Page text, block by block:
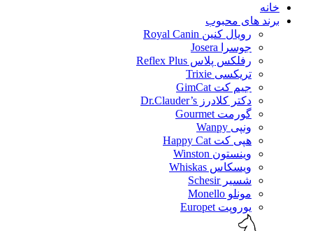
خانه
برند های محبوب
رویال کنین Royal Canin
جوسرا Josera
رفلکس پلاس Reflex Plus
تریکسی Trixie
جیم کت GimCat
دکتر کلادرز Dr.Clauder’s
گورمت Gourmet
ونپی Wanpy
هپی کت Happy Cat
وینستون Winston
ویسکاس Whiskas
شسیر Schesir
مونلو Monello
یوروپت Europet